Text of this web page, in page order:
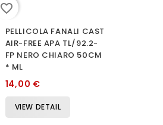
favorite_border
PELLICOLA FANALI CAST
AIR-FREE APA TL/92.2-
FP NERO CHIARO 50CM
* ML
14,00 €
VIEW DETAIL